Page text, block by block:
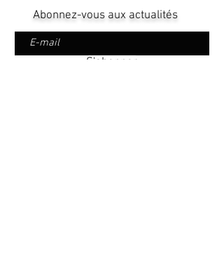
Abonnez-vous aux actualités
S'abonner